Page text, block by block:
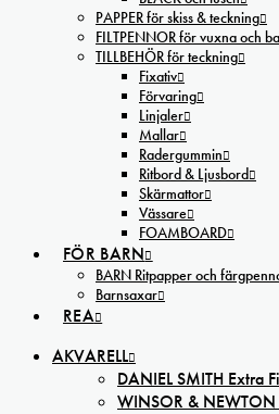
PAPPER för skiss & teckning
FILTPENNOR för vuxna och
TILLBEHÖR för teckning
Fixativ
Förvaring
Linjaler
Mallar
Radergummin
Ritbord & Ljusbord
Skärmattor
Vässare
FOAMBOARD
FÖR BARN
BARN Ritpapper och
Barnsaxar
REA
AKVARELL
DANIEL SMITH Extra
WINSOR &